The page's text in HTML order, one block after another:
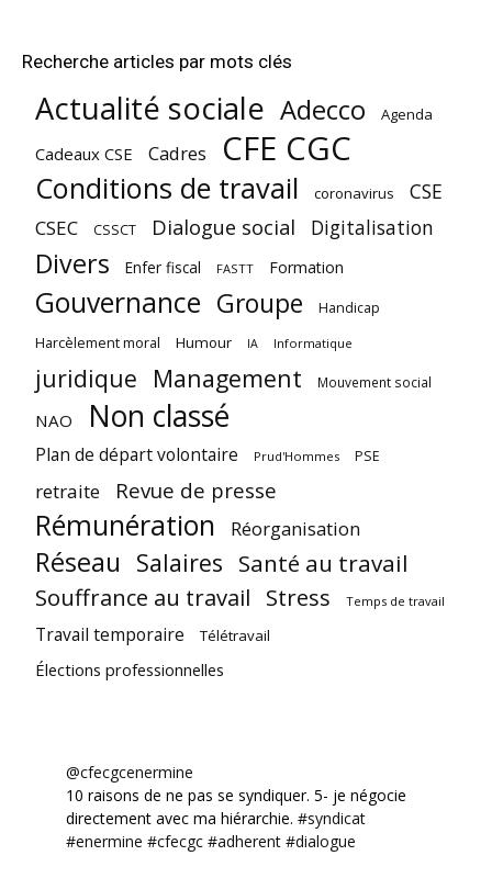
Recherche articles par mots clés
Actualité sociale Adecco Agenda
Cadeaux CSE Cadres CFE CGC
Conditions de travail coronavirus CSE
CSEC CSSCT Dialogue social Digitalisation
Divers Enfer fiscal FASTT Formation
Gouvernance Groupe Handicap
Harcèlement moral Humour IA Informatique
juridique Management Mouvement social
NAO Non classé
Plan de départ volontaire Prud'Hommes PSE
retraite Revue de presse
Rémunération Réorganisation
Réseau Salaires Santé au travail
Souffrance au travail Stress Temps de travail
Travail temporaire Télétravail
Élections professionnelles
@cfecgcenermine
10 raisons de ne pas se syndiquer. 5- je négocie
directement avec ma hiérarchie. #syndicat
#enermine #cfecgc #adherent #dialogue